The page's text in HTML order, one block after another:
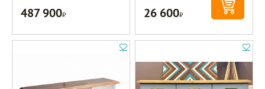
487 900Р 26 600Р